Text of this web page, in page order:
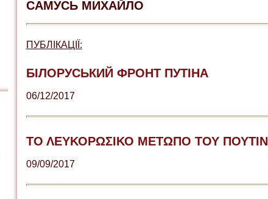
САМУСЬ МИХАЙЛО
ПУБЛІКАЦІЇ:
БІЛОРУСЬКИЙ ФРОНТ ПУТІНА
06/12/2017
ΤΟ ΛΕΥΚΟΡΩΣΙΚΟ ΜΕΤΩΠΟ ΤΟΥ ΠΟΥΤΙΝ
09/09/2017